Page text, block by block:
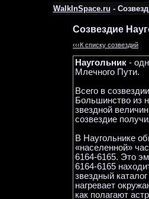
WalkInSpace.ru-
Созвездие
‹‹‹К списку созвездий
Наугольник -
Млечного Пути.
Всего в
Большинство из
звездной
созвездие
В Наугольнике
«населенной»
6164-6165. Это
6164-6165
звездный
нагревает
как полагают